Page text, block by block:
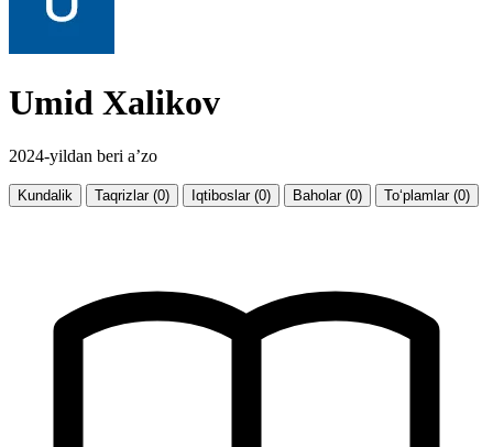
Umid Xalikov
2024-yildan beri a’zo
Kundalik Taqrizlar (0) Iqtiboslar (0) Baholar (0) To‘plamlar (0)